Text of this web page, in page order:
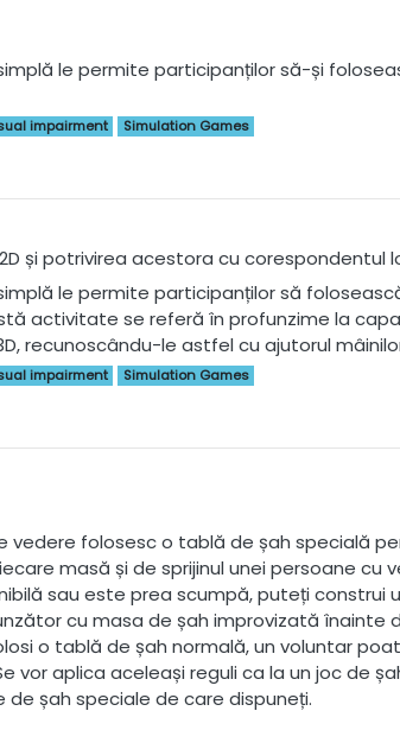
le permite participanților să-și
impairment Simulation Games
și potrivirea acestora cu corespondentul
le permite participanților să
activitate se referă în profunzime la
recunoscându-le astfel cu ajutorul
impairment Simulation Games
vedere folosesc o tablă de șah specială
masă și de sprijinul unei persoane cu
sau este prea scumpă, puteți construi
cu masa de șah improvizată înainte
o tablă de șah normală, un voluntar
vor aplica aceleași reguli ca la un joc de
șah speciale de care dispuneți.